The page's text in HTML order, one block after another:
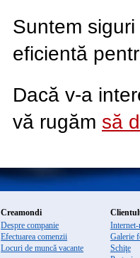
Suntem
eficientă
Dacă v-a
vă rugăm să
Creamondi
Despre companie
Efectuarea comenzii
Locuri de muncă vacante
Internet-
Galerie
Schiţe